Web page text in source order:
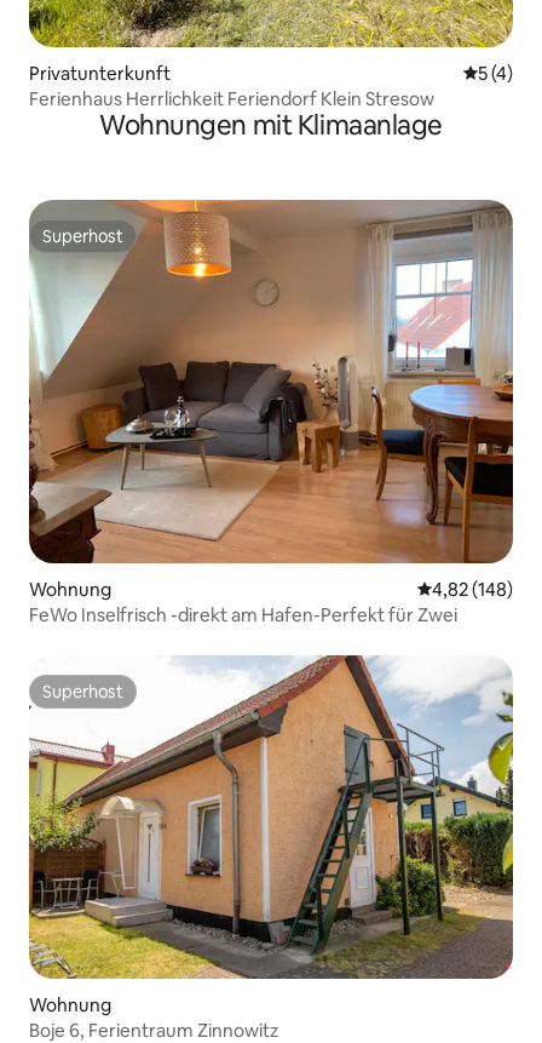
Privatunterkunft
5 (4)
Ferienhaus Herrlichkeit Feriendorf Klein Stresow
Wohnungen mit Klimaanlage
Superhost
Superhost
Wohnung
4,82 (148)
FeWo Inselfrisch -direkt am Hafen-Perfekt für Zwei
Superhost
Superhost
Wohnung
Boje 6, Ferientraum Zinnowitz